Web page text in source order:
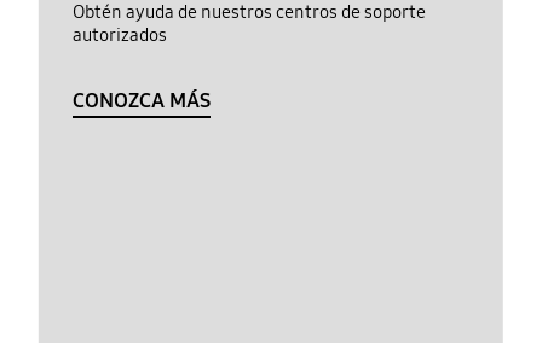
Obtén ayuda de nuestros centros de soporte
autorizados
CONOZCA MÁS